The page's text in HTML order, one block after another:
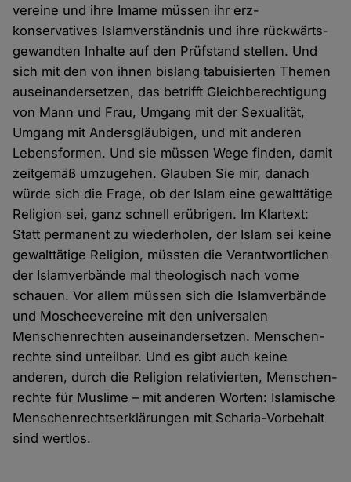
vereine und ihre Imame müssen ihr erz­
konservatives Islam­verständnis und ihre rückwärts­
gewandten Inhalte auf den Prüf­stand stellen. Und
sich mit den von ihnen bislang tabuisierten Themen
aus­einander­setzen, das betrifft Gleich­berechtigung
von Mann und Frau, Umgang mit der Sexualität,
Umgang mit Anders­gläubigen, und mit anderen
Lebens­formen. Und sie müssen Wege finden, damit
zeit­gemäß umzugehen. Glauben Sie mir, danach
würde sich die Frage, ob der Islam eine gewalt­tätige
Religion sei, ganz schnell erübrigen. Im Klartext:
Statt permanent zu wieder­holen, der Islam sei keine
gewalt­tätige Religion, müssten die Verant­wortlichen
der Islam­verbände mal theologisch nach vorne
schauen. Vor allem müssen sich die Islam­verbände
und Moschee­vereine mit den universalen
Menschen­rechten aus­einander­setzen. Menschen­
rechte sind unteilbar. Und es gibt auch keine
anderen, durch die Religion relativierten, Menschen­
rechte für Muslime – mit anderen Worten: Islamische
Menschen­rechts­erklärungen mit Scharia-Vor­behalt
sind wertlos.